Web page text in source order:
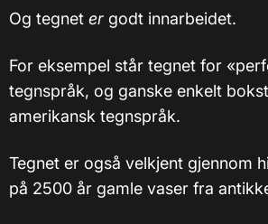
Og tegnet er godt innarbeidet.
For eksempel står tegnet for
tegnspråk, og ganske enkelt
amerikansk tegnspråk.
Tegnet er også velkjent gjennom
på 2500 år gamle vaser fra